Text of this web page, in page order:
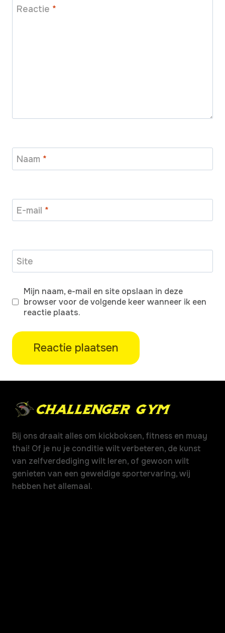
Reactie *
Naam *
E-mail *
Site
Mijn naam, e-mail en site opslaan in deze
browser voor de volgende keer wanneer ik een
reactie plaats.
Bij ons draait alles om kickboksen, fitness en muay
thai! Of je nu je conditie wilt verbeteren, de kunst
van zelfverdediging wilt leren, of gewoon wilt
genieten van een geweldige sportervaring, wij
hebben het allemaal.